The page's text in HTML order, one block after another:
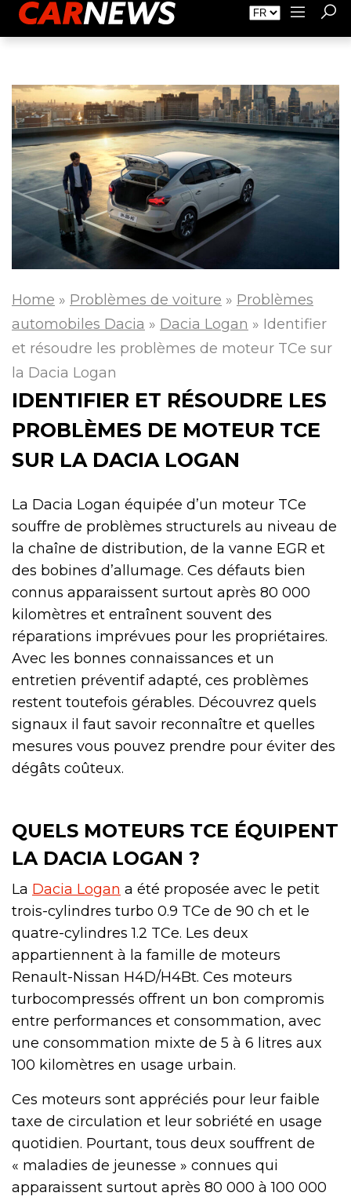
Faire de la Publicité À propos de Carnews.fr Contact
Home » Problèmes de voiture » Problèmes
automobiles Dacia » Dacia Logan » Identifier
et résoudre les problèmes de moteur TCe sur
la Dacia Logan
IDENTIFIER ET RÉSOUDRE LES
PROBLÈMES DE MOTEUR TCE
SUR LA DACIA LOGAN
La Dacia Logan équipée d’un moteur TCe
souffre de problèmes structurels au niveau de
la chaîne de distribution, de la vanne EGR et
des bobines d’allumage. Ces défauts bien
connus apparaissent surtout après 80 000
kilomètres et entraînent souvent des
réparations imprévues pour les propriétaires.
Avec les bonnes connaissances et un
entretien préventif adapté, ces problèmes
restent toutefois gérables. Découvrez quels
signaux il faut savoir reconnaître et quelles
mesures vous pouvez prendre pour éviter des
dégâts coûteux.
QUELS MOTEURS TCE ÉQUIPENT
LA DACIA LOGAN ?
La Dacia Logan a été proposée avec le petit
trois-cylindres turbo 0.9 TCe de 90 ch et le
quatre-cylindres 1.2 TCe. Les deux
appartiennent à la famille de moteurs
Renault-Nissan H4D/H4Bt. Ces moteurs
turbocompressés offrent un bon compromis
entre performances et consommation, avec
une consommation mixte de 5 à 6 litres aux
100 kilomètres en usage urbain.
Ces moteurs sont appréciés pour leur faible
taxe de circulation et leur sobriété en usage
quotidien. Pourtant, tous deux souffrent de
« maladies de jeunesse » connues qui
apparaissent surtout après 80 000 à 100 000